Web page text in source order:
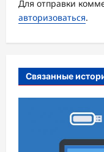
з
и
с
Для отправки
авторизоваться.
Связанные